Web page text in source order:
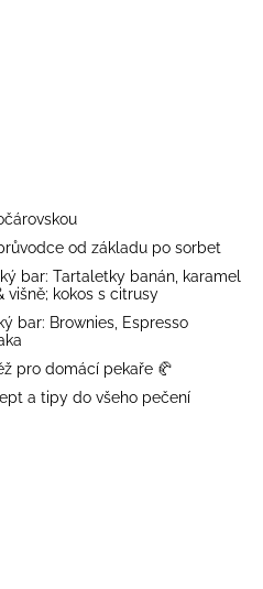
od základu po sorbet
bar: Tartaletky banán, karamel
višně; kokos s citrusy
bar: Brownies, Espresso
pro domácí pekaře 🥐
a tipy do všeho pečení